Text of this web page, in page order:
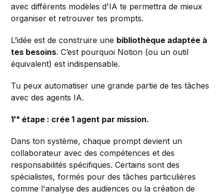
avec différents modèles d'IA te permettra de mieux
organiser et retrouver tes prompts.
L’idée est de construire une bibliothèque adaptée à
tes besoins. C’est pourquoi Notion (ou un outil
équivalent) est indispensable.
Tu peux automatiser une grande partie de tes tâches
avec des agents IA.
1ʳᵉ étape : crée 1 agent par mission.
Dans ton système, chaque prompt devient un
collaborateur avec des compétences et des
responsabilités spécifiques. Certains sont des
spécialistes, formés pour des tâches particulières
comme l'analyse des audiences ou la création de